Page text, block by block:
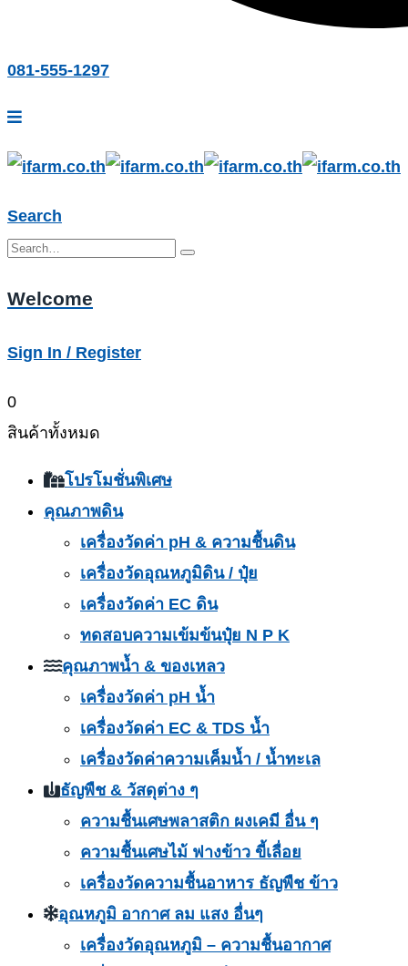
081-555-1297
Search
Welcome
Sign In / Register
0
สินค้าทั้งหมด
โปรโมชั่นพิเศษ
คุณภาพดิน
เครื่องวัดค่า pH & ความชื้นดิน
เครื่องวัดอุณหภูมิดิน / ปุ๋ย
เครื่องวัดค่า EC ดิน
ทดสอบความเข้มข้นปุ๋ย N P K
คุณภาพน้ำ & ของเหลว
เครื่องวัดค่า pH น้ำ
เครื่องวัดค่า EC & TDS น้ำ
เครื่องวัดค่าความเค็มน้ำ / น้ำทะเล
ธัญพืช & วัสดุต่าง ๆ
ความชื้นเศษพลาสติก ผงเคมี อื่น ๆ
ความชื้นเศษไม้ ฟางข้าว ขี้เลื่อย
เครื่องวัดความชื้นอาหาร ธัญพืช ข้าว
อุณหภูมิ อากาศ ลม แสง อื่นๆ
เครื่องวัดอุณหภูมิ – ความชื้นอากาศ